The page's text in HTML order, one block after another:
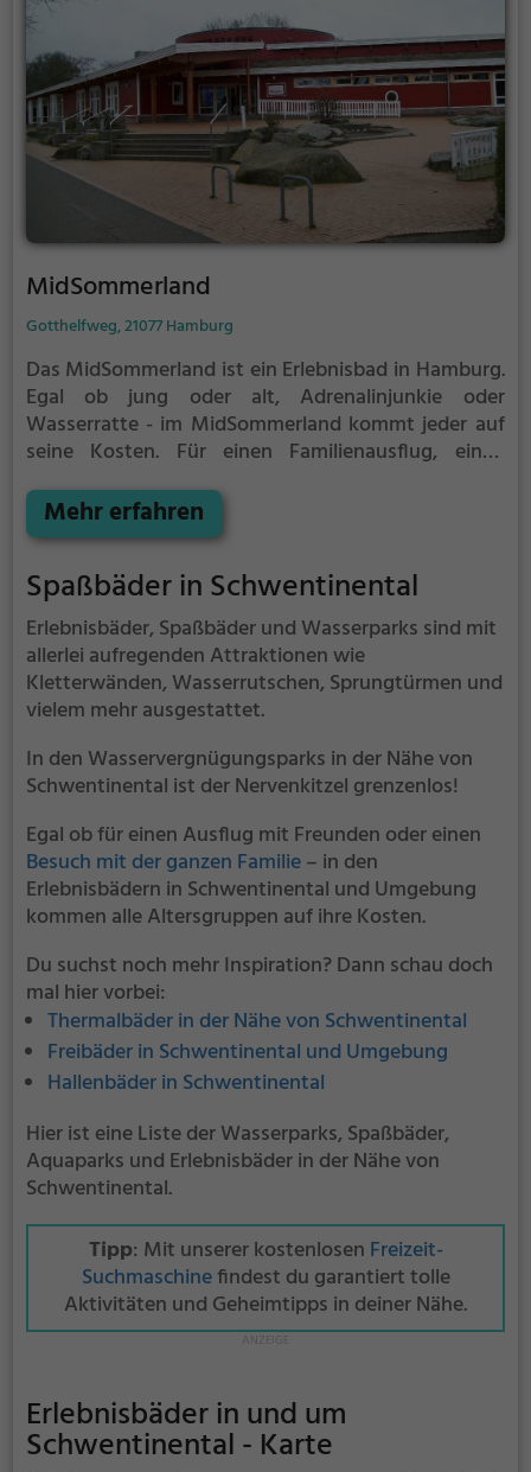
MidSommerland
Gotthelfweg, 21077 Hamburg
Das MidSommerland ist ein Erlebnisbad in Hamburg.
Egal ob jung oder alt, Adrenalinjunkie oder
Wasserratte - im MidSommerland kommt jeder auf
seine Kosten. Für einen Familienausflug, einen
MidSommerland genau die richtige Adresse.
Mehr erfahren
Spaßbäder in Schwentinental
Erlebnisbäder, Spaßbäder und Wasserparks sind mit
allerlei aufregenden Attraktionen wie
Kletterwänden, Wasserrutschen, Sprungtürmen und
vielem mehr ausgestattet.
In den Wasservergnügungsparks in der Nähe von
Schwentinental ist der Nervenkitzel grenzenlos!
Egal ob für einen Ausflug mit Freunden oder einen
Besuch mit der ganzen Familie– in den
Erlebnisbädern in Schwentinental und Umgebung
kommen alle Altersgruppen auf ihre Kosten.
Du suchst noch mehr Inspiration? Dann schau doch
mal hier vorbei:
Thermalbäder in der Nähe von Schwentinental
Freibäder in Schwentinental und Umgebung
Hallenbäder in Schwentinental
Hier ist eine Liste der Wasserparks, Spaßbäder,
Aquaparks und Erlebnisbäder in der Nähe von
Schwentinental.
Tipp: Mit unserer kostenlosen Freizeit-
Suchmaschinefindest du garantiert tolle
Aktivitäten und Geheimtipps in deiner Nähe.
Erlebnisbäder in und um
Schwentinental - Karte